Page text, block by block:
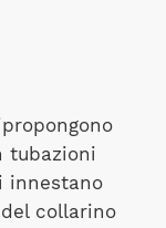
tubazioni
innestano
collarino